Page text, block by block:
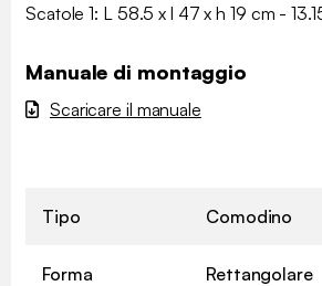
Scatole 1: L 58.5 x l 47 x h 19 cm -
Manuale di montaggio
Scaricare il manuale
Tipo Comodino
Forma Rettangolare